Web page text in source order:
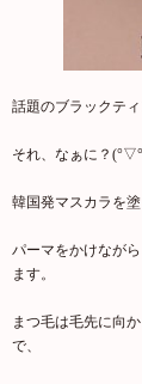
話題のブラックテ
それ、なぁに？
韓国発マスカラを
パーマをかけなが
ます。
まつ毛は毛先に向
で、